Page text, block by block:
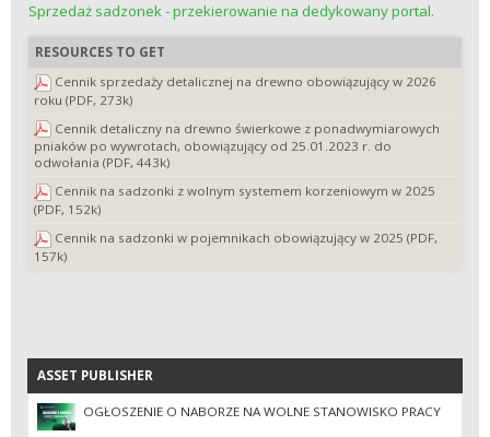
Sprzedaż sadzonek - przekierowanie na dedykowany portal.
RESOURCES TO GET
Cennik sprzedaży detalicznej na drewno obowiązujący w 2026
roku (PDF, 273k)
Cennik detaliczny na drewno świerkowe z ponadwymiarowych
pniaków po wywrotach, obowiązujący od 25.01.2023 r. do
odwołania (PDF, 443k)
Cennik na sadzonki z wolnym systemem korzeniowym w 2025
(PDF, 152k)
Cennik na sadzonki w pojemnikach obowiązujący w 2025 (PDF,
157k)
ASSET PUBLISHER
ASSET PUBLISHER
OGŁOSZENIE O NABORZE NA WOLNE STANOWISKO PRACY